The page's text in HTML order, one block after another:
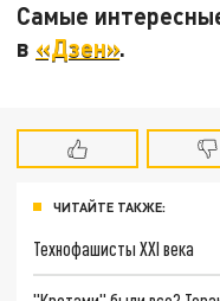
Самые
в «Дзен».
ЧИТАЙТЕ ТАКЖЕ:
Технофашисты XXI века